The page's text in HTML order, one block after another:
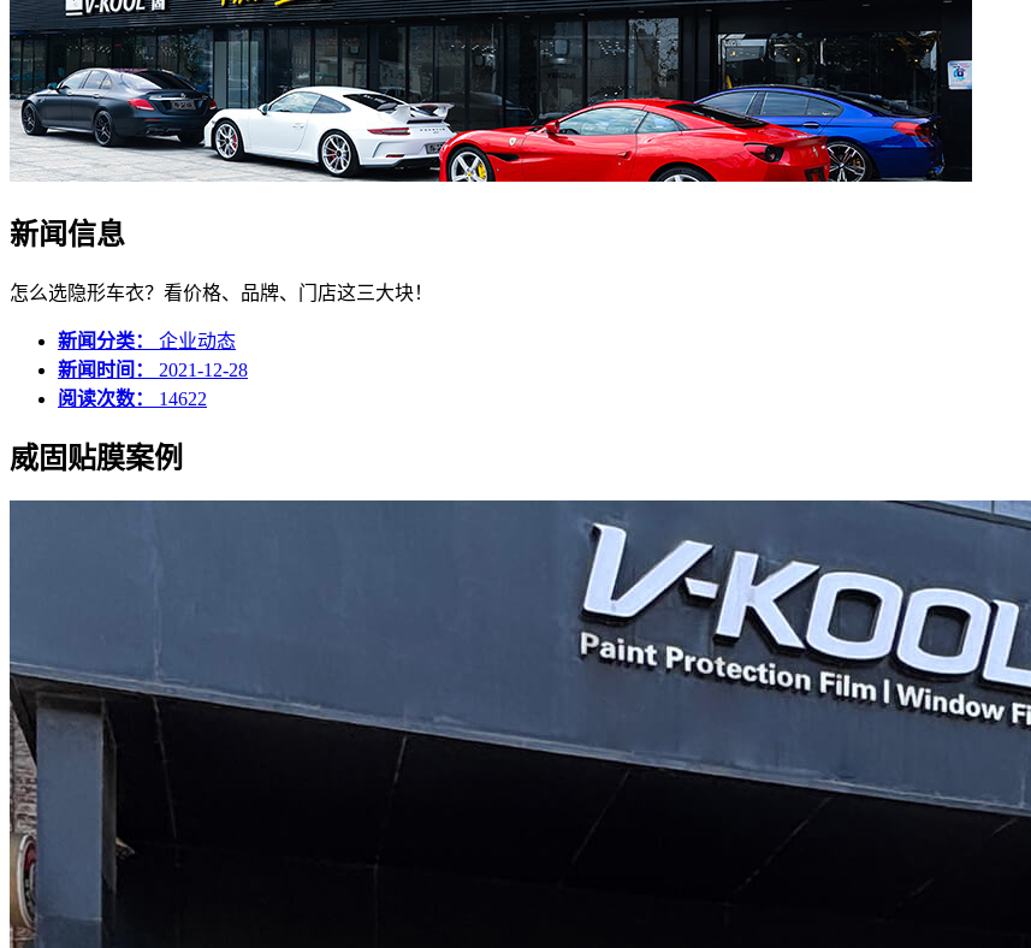
新闻信息
怎么选隐形车衣？看价格、品牌、门店这三大块！
新闻分类： 企业动态
新闻时间： 2021-12-28
阅读次数： 14622
威固贴膜案例